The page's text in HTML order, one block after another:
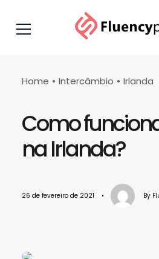
Home Intercâmbio Irlanda
Como
na Irlanda?
26 de fevereiro de 2021 • By